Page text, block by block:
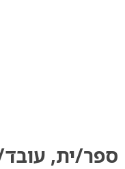
ספר/ית,